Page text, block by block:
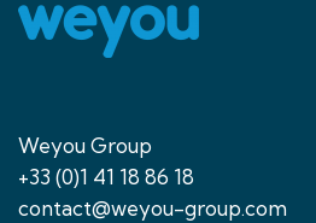
Weyou Group
+33 (0)1 41 18 86 18
contact@weyou-group.com